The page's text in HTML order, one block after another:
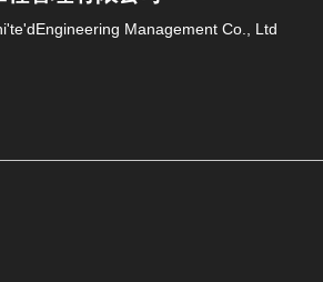
Management Co., Ltd